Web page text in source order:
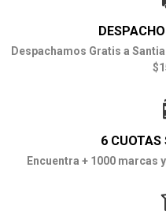
Despachamos Gratis a
6 CUOTAS
Encuentra + 1000 marcas